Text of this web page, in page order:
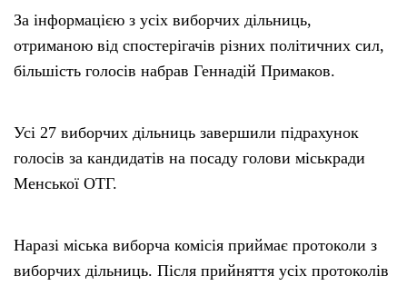
За інформацією з усіх виборчих дільниць,
отриманою від спостерігачів різних політичних сил,
більшість голосів набрав Геннадій Примаков.
Усі 27 виборчих дільниць завершили підрахунок
голосів за кандидатів на посаду голови міськради
Менської ОТГ.
Наразі міська виборча комісія приймає протоколи з
виборчих дільниць. Після прийняття усіх протоколів